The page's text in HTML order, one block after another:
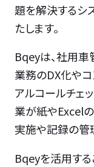
題を解決するシ
たします。
Bqeyは、社用車
業務のDX化やコ
アルコールチェ
業が紙やExcel
実施や記録の管
Bqeyを活用す